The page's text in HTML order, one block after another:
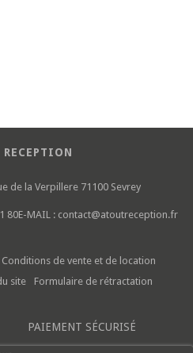
de la Verpillere 71100 Sevrey
80E-MAIL : contact@atoutreception.fr
Conditions de vente et de location
site Formulaire de rétractation
PAIEMENT SÉCURISÉ